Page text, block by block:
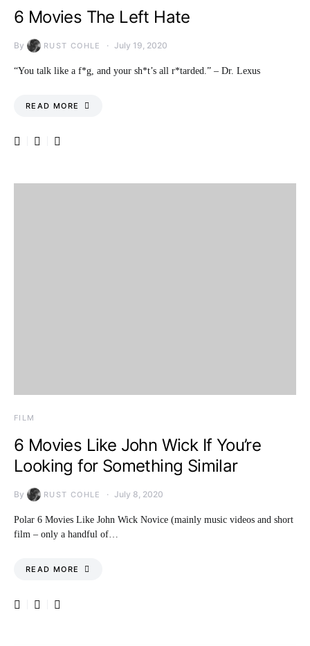
6 Movies The Left Hate
By RUST COHLE July 19, 2020
“You talk like a f*g, and your sh*t’s all r*tarded.” – Dr. Lexus
READ MORE
FILM
6 Movies Like John Wick If You’re
Looking for Something Similar
By RUST COHLE July 8, 2020
Polar 6 Movies Like John Wick Novice (mainly music videos and short
film – only a handful of…
READ MORE